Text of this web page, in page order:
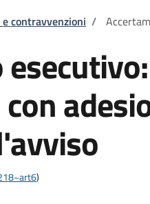
contravvenzioni /
)